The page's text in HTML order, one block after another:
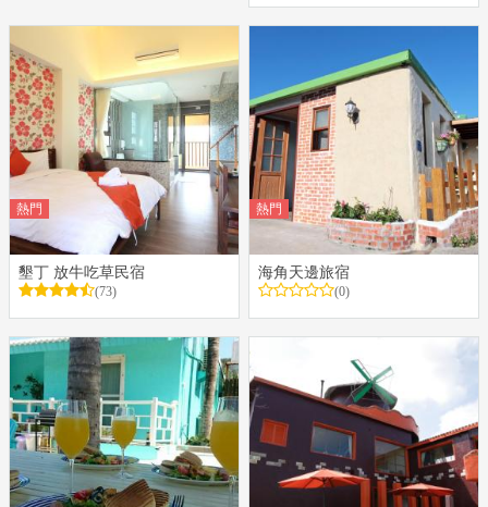
熱門
墾丁 放牛吃草民宿
(73)
熱門
海角天邊旅宿
(0)